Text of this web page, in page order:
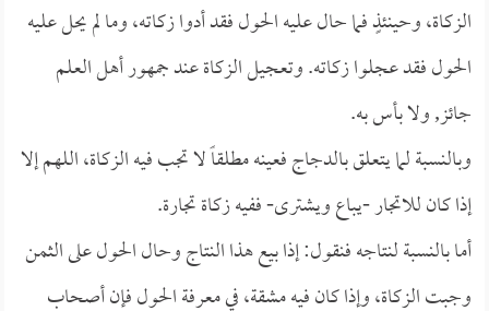
الزكاة، وحينئذٍ فما حال عليه الحول فقد أدوا زكاته، وما لم يحل عليه
الحول فقد عجلوا زكاته. وتعجيل الزكاة عند جمهور أهل العلم
جائز, ولا بأس به.
وبالنسبة لما يتعلق بالدجاج فعينه مطلقاً لا تجب فيه الزكاة، اللهم إلا
إذا كان للاتجار -يباع ويشترى- ففيه زكاة تجارة.
أما بالنسبة لنتاجه فنقول: إذا بيع هذا النتاج وحال الحول على الثمن
وجبت الزكاة، وإذا كان فيه مشقة، في معرفة الحول فإن أصحاب